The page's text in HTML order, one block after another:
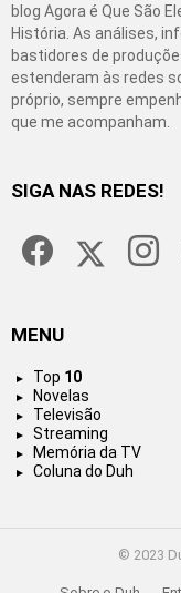
blog Agora é Que São
História. As análises,
bastidores de
estenderam às redes
próprio, sempre
que me acompanham.
SIGA NAS REDES!
MENU
Top 10
Novelas
Televisão
Streaming
Memória da TV
Coluna do Duh
© 2023